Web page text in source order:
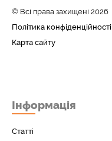
© Всі права захищені 2026
Політика конфіденційності
Карта сайту
Інформація
Статті